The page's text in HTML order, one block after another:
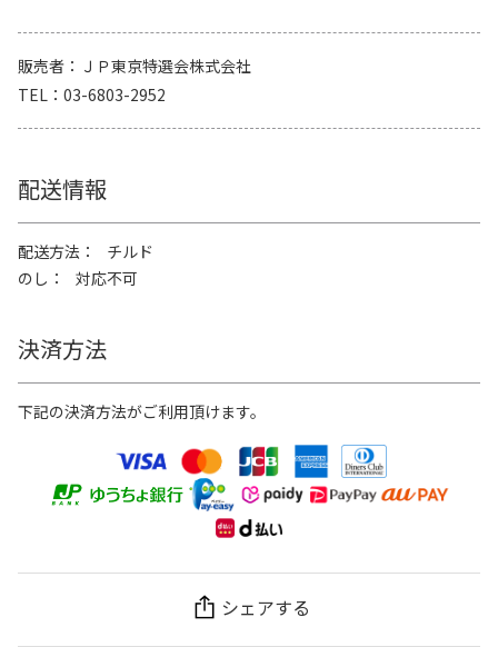
販売者
ＪＰ東京特選会株式会社
TEL
03-6803-2952
配送情報
配送方法
チルド
のし
対応不可
決済方法
下記の決済方法がご利用頂けます。
シェアする